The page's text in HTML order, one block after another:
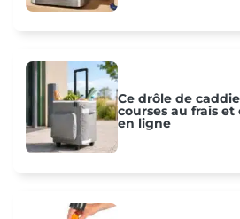
Ce drôle de
courses au frais
en ligne